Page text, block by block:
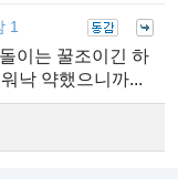
1
이는 꿀조이긴 하
낙 약했으니까...